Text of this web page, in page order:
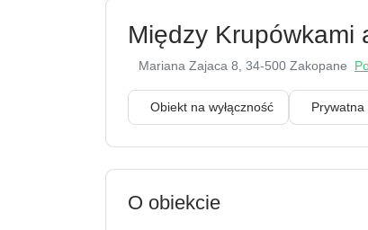
Między Krupówkami
Mariana Zajaca 8 , 34-500 Zakopane
Obiekt na wyłączność
O obiekcie